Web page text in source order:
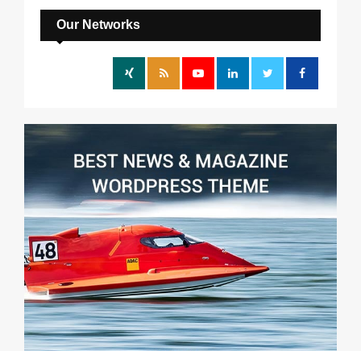
f
o
E
A
H
Our Networks